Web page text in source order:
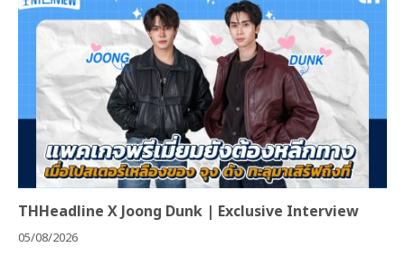
THHeadline X Joong Dunk | Exclusive Interview
05/08/2026